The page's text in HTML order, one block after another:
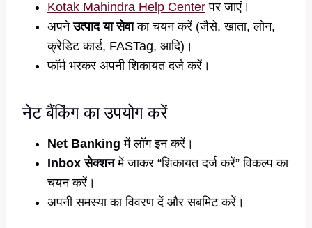
Kotak Mahindra Help Center पर जाएं।
अपनेउत्पाद या सेवाका चयन करें (जैसे, खाता, लोन,
क्रेडिट कार्ड, FASTag, आदि)।
फॉर्म भरकर अपनी शिकायत दर्ज करें।
नेट बैंकिंग का उपयोग करें
Net Banking में लॉग इन करें।
Inbox सेक्शनमें जाकर “शिकायत दर्ज करें” विकल्प का
चयन करें।
अपनी समस्या का विवरण दें और सबमिट करें।